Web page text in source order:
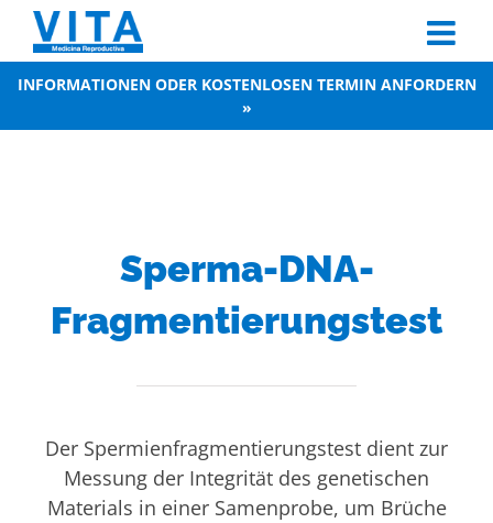
content
INFORMATIONEN ODER KOSTENLOSEN TERMIN ANFORDERN
»
Sperma-DNA-
Fragmentierungstest
Der Spermienfragmentierungstest dient zur
Messung der Integrität des genetischen
Materials in einer Samenprobe, um Brüche